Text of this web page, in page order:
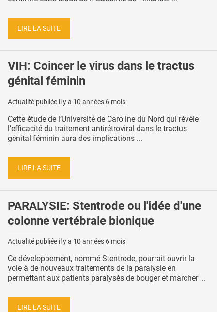
LIRE LA SUITE
VIH: Coincer le virus dans le tractus
génital féminin
Actualité publiée il y a 10 années 6 mois
Cette étude de l’Université de Caroline du Nord qui révèle
l’efficacité du traitement antirétroviral dans le tractus
génital féminin aura des implications ...
LIRE LA SUITE
PARALYSIE: Stentrode ou l'idée d'une
colonne vertébrale bionique
Actualité publiée il y a 10 années 6 mois
Ce développement, nommé Stentrode, pourrait ouvrir la
voie à de nouveaux traitements de la paralysie en
permettant aux patients paralysés de bouger et marcher ...
LIRE LA SUITE